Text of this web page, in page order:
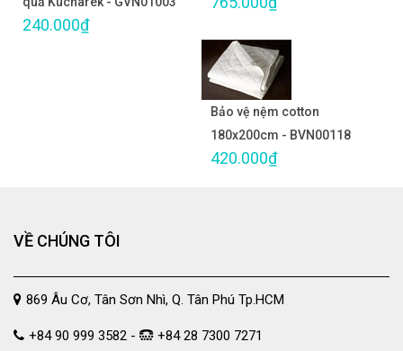
240.000₫
Bảo vệ nệm cotton
180x200cm - BVN00118
420.000₫
VỀ CHÚNG TÔI
869 Âu Cơ, Tân Sơn Nhì, Q. Tân Phú Tp.HCM
+84 90 999 3582 - +84 28 7300 7271